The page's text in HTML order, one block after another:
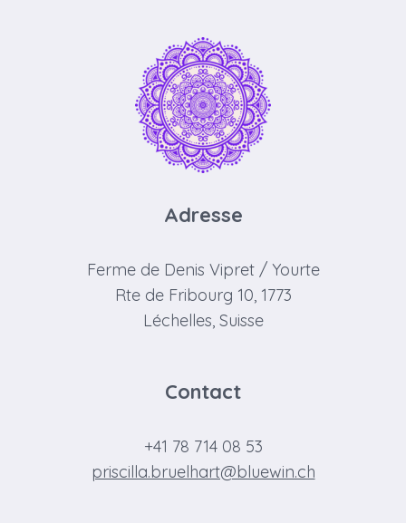
Adresse
Ferme de Denis Vipret / Yourte
Rte de Fribourg 10, 1773
Léchelles, Suisse
Contact
+41 78 714 08 53
priscilla.bruelhart@bluewin.ch